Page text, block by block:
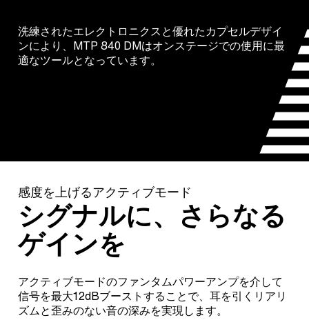
洗練されたエレクトロニクスと優れたカプセルデザイ
ンにより、MTP 840 DMはオンステージでの使用に最
適なツールとなっています。
感度を上げるアクティブモード
シグナルに、さらなる
ゲインを
アクティブモードのファンタムパワーアンプを介して
信号を最大12dBブーストすることで、耳を引くリアリ
ズムと歪みのない音の深みを実現します。